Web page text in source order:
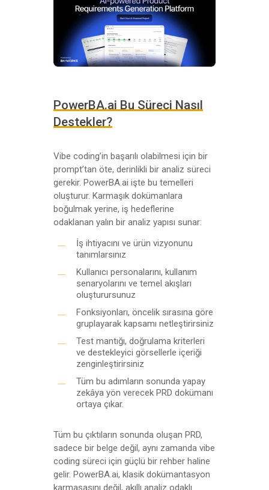
PowerBA.ai Bu Süreci Nasıl
Destekler?
Vibe coding’in başarılı olabilmesi için bir
prompt’tan öte, derinlikli bir analiz süreci
gerekir. PowerBA.ai işte bu temelleri
oluşturur. Karmaşık dokümanlara
boğulmak yerine, iş hedeflerine
odaklanan yalın bir analiz yapısı sunar:
İş ihtiyacını ve ürün vizyonunu
tanımlarsınız
Kullanıcı personalarını, kullanım
senaryolarını ve temel akışları
oluşturursunuz
Fonksiyonları, öncelik sırasına göre
gruplayarak kapsamı netleştirirsiniz
Test mantığı, doğrulama kriterleri
ve destekleyici görsellerle içeriği
zenginleştirirsiniz
Tüm bu adımların sonunda yapay
zekâya yön verecek PRD dokümanı
ortaya çıkar.
Tüm bu çıktıların sonunda oluşan PRD,
sadece bir belge değil, aynı zamanda vibe
coding süreci için güçlü bir rehber haline
gelir. PowerBA.ai, klasik dokümantasyon
karmaşasını değil, akıllı analiz odaklı